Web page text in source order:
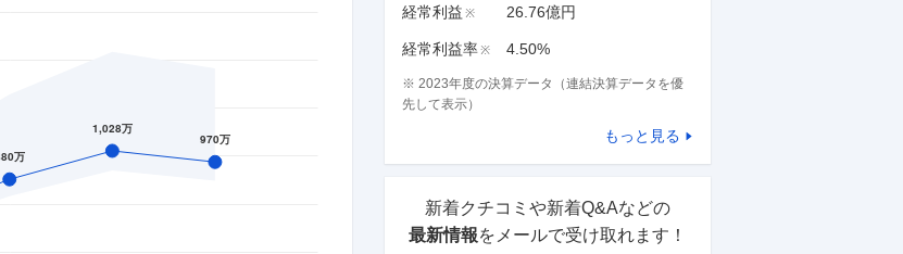
経常利益 ※ 26.76億円
経常利益率※ 4.50%
※ 2023年度の決算データ（連結決算データを優
先して表示）
もっと見る
新着クチコミや新着Q&Aなどの
最新情報をメールで受け取れます！